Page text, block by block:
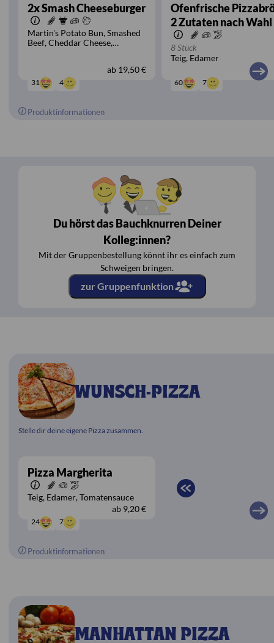
2x Smash Cheeseburger
Martin's Potato Bun Smashed
Beef Cheddar Cheese
ab 19,50 €
31 4
Ofenfrische
2 Zutaten nach Wahl
8 Stück
Teig Edamer
60 7
Produktinformationen
Du hörst das Bauchknurren Deiner
Kolleg:innen?
Mit der Gruppenbestellung könnt ihr es einfach zum
Schweigen bringen.
zur Gruppenfunktion
WUNSCH-PIZZA
Stelle dir deine eigene Pizza zusammen.
Pizza Margherita
Teig Edamer Tomatensauce
ab 9,20 €
24 7
Produktinformationen
MANHATTAN PIZZA